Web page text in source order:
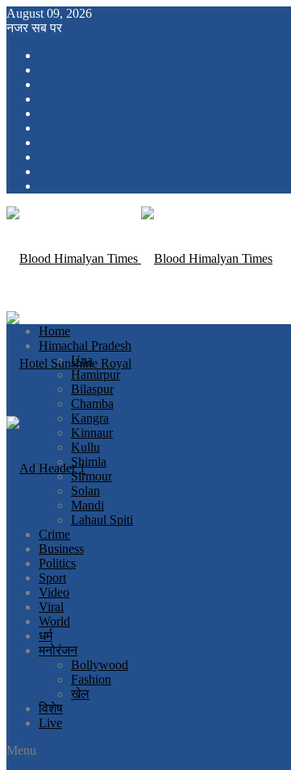
August 09, 2026
नजर सब पर
Home
Himachal Pradesh
Una
Hamirpur
Bilaspur
Chamba
Kangra
Kinnaur
Kullu
Shimla
Sirmour
Solan
Mandi
Lahaul Spiti
Crime
Business
Politics
Sport
Video
Viral
World
धर्म
मनोरंजन
Bollywood
Fashion
खेल
विशेष
Live
Menu